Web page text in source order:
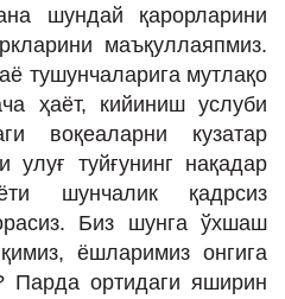
шундай қарорларини
маъқуллаяпмиз.
тушунчаларига мутлақо
ҳаёт, кийиниш услуби
воқеаларни кузатар
улуғ туйғунинг нақадар
шунчалик қадрсиз
Биз шунга ўхшаш
ёшларимиз онгига
Парда ортидаги яширин